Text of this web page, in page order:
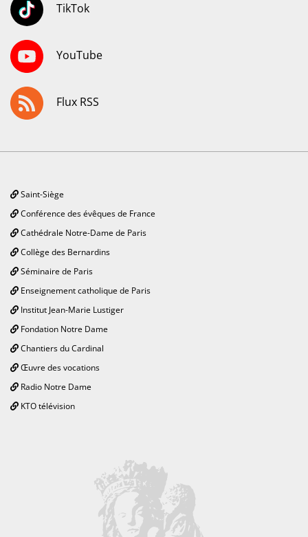
TikTok
YouTube
Flux RSS
Saint-Siège
Conférence des évêques de France
Cathédrale Notre-Dame de Paris
Collège des Bernardins
Séminaire de Paris
Enseignement catholique de Paris
Institut Jean-Marie Lustiger
Fondation Notre Dame
Chantiers du Cardinal
Œuvre des vocations
Radio Notre Dame
KTO télévision